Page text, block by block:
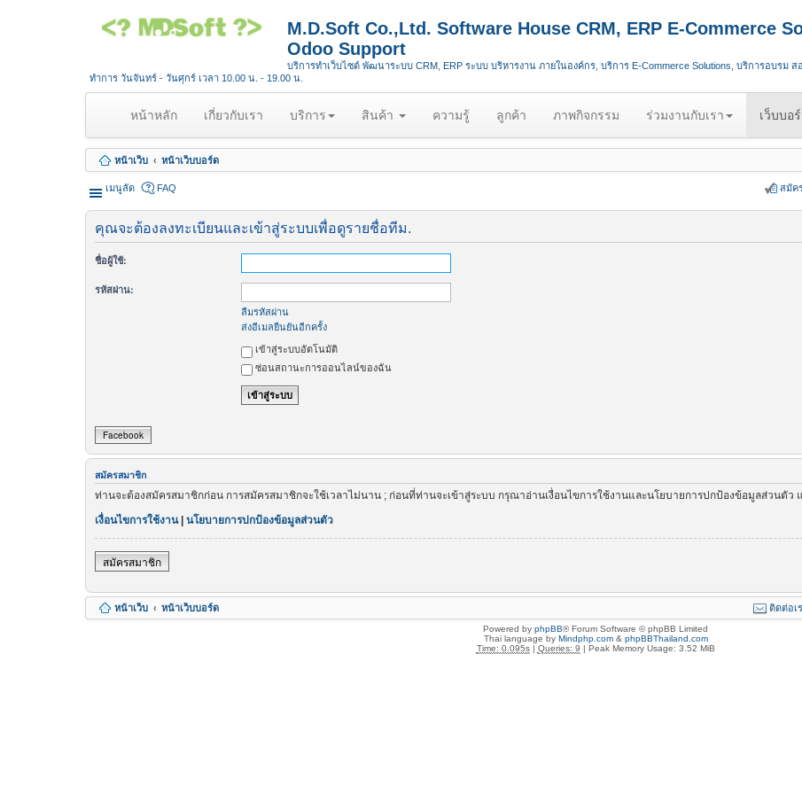
M.D.Soft Co.,Ltd. Software House CRM, ERP E-Commerce
Odoo Support
บริการทำเว็บไซต์ พัฒนาระบบ CRM, ERP ระบบ บริหารงาน ภายในองค์กร, บริการ E-Commerce Solutions, บริการอบรม ส
ทำการ วันจันทร์ - วันศุกร์ เวลา 10.00 น. - 19.00 น.
หน้าหลัก(
u
r
เกี่ยวกับเรา บริการ สินค้า ความรู้ ลูกค้า ภาพกิจกรรม ร่วมงานกับเรา เว็บบอ
หน้าเว็บ หน้าเว็บบอร์ด
เมนูลัด FAQ สมัค
คุณจะต้องลงทะเบียนและเข้าสู่ระบบเพื่อดูรายชื่อทีม.
ชื่อผู้ใช้:
รหัสผ่าน:
ลืมรหัสผ่าน
ส่งอีเมลยืนยันอีกครั้ง
เข้าสู่ระบบอัตโนมัติ
ซ่อนสถานะการออนไลน์ของฉัน
Facebook
สมัครสมาชิก
ท่านจะต้องสมัครสมาชิกก่อน การสมัครสมาชิกจะใช้เวลาไม่นาน ; ก่อนที่ท่านจะเข้าสู่ระบบ กรุณาอ่านเงื่อนไขการใช้งานและนโยบายการปกป้องข้อมูลส่วนตั
เงื่อนไขการใช้งาน| นโยบายการปกป้องข้อมูลส่วนตัว
สมัครสมาชิก
หน้าเว็บ หน้าเว็บบอร์ด ติดต่อเ
Powered by phpBB® Forum Software © phpBB Limited
Thai language by Mindphp.com& phpBBThailand.com
Time: 0.095s| Queries: 9 | Peak Memory Usage: 3.52 MiB